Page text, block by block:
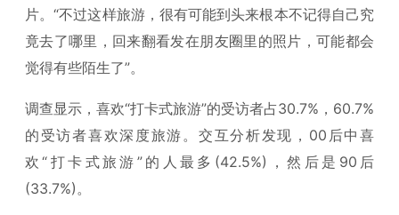
片。“不过这样旅游，很有可能到头来根本不记得自己究
竟去了哪里，回来翻看发在朋友圈里的照片，可能都会
觉得有些陌生了”。
调查显示，喜欢“打卡式旅游”的受访者占30.7%，60.7%
的受访者喜欢深度旅游。交互分析发现，00后中喜
欢“打卡式旅游”的人最多(42.5%)，然后是90后
(33.7%)。